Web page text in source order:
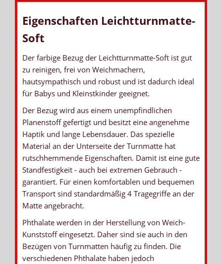
Eigenschaften Leichtturnmatte-
Soft
Der farbige Bezug der Leichtturnmatte-Soft ist gut
zu reinigen, frei von Weichmachern,
hautsympathisch und robust und ist dadurch ideal
für Babys und Kleinstkinder geeignet.
Der Bezug wird aus einem unempfindlichen
Planenstoff gefertigt und besitzt eine angenehme
Haptik und lange Lebensdauer. Das spezielle
Material an der Unterseite der Turnmatte hat
rutschhemmende Eigenschaften. Damit ist eine gute
Standfestigkeit - auch bei extremen Gebrauch -
garantiert. Für einen komfortablen und bequemen
Transport sind standardmäßig 4 Tragegriffe an der
Matte angebracht.
Phthalate werden in der Herstellung von Weich-
Kunststoff eingesetzt. Daher sind sie auch in den
Bezügen von Turnmatten häufig zu finden. Die
verschiedenen Phthalate haben jedoch